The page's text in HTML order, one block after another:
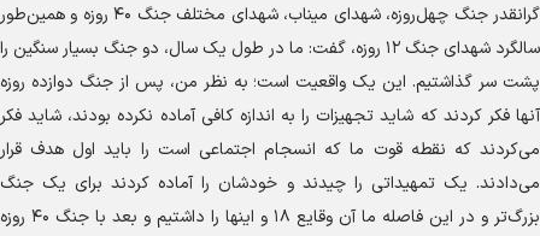
گرانقدر جنگ چهل‌روزه، شهدای میناب، شهدای مختلف جنگ ۴۰ روزه و همین‌طور
سالگرد شهدای جنگ ۱۲ روزه، گفت: ما در طول یک سال، دو جنگ بسیار سنگین را
پشت سر گذاشتیم. این یک واقعیت است؛ به نظر من، پس از جنگ دوازده روزه
آنها فکر کردند که شاید تجهیزات را به اندازه کافی آماده نکرده بودند، شاید فکر
می‌کردند که نقطه قوت ما که انسجام اجتماعی است را باید اول هدف قرار
می‌دادند. یک تمهیداتی را چیدند و خودشان را آماده کردند برای یک جنگ
بزرگ‌تر و در این فاصله ما آن وقایع ۱۸ و اینها را داشتیم و بعد با جنگ ۴۰ روزه